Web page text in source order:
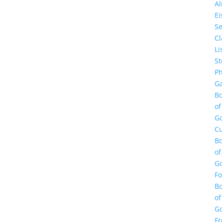
of
of
of